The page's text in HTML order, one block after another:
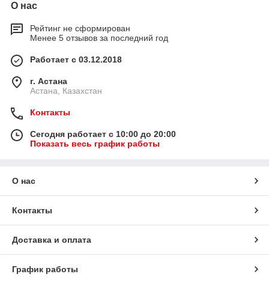
О нас
Рейтинг не сформирован
Менее 5 отзывов за последний год
Работает с 03.12.2018
г. Астана
Астана, Казахстан
Контакты
Сегодня работает с 10:00 до 20:00
Показать весь график работы
О нас
Контакты
Доставка и оплата
График работы